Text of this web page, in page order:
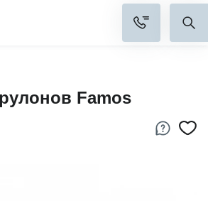
Famos